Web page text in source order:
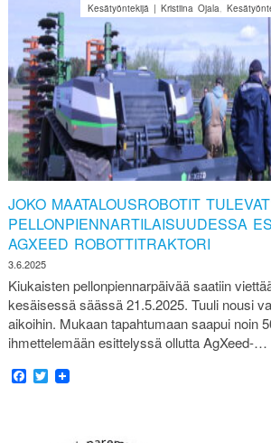
JOKO MAATALOUSROBOTIT
PELLONPIENNARTILAISUUDESSA
AGXEED ROBOTTITRAKTORI
3.6.2025
Kesätyöntekijä | Kristiina Ojala,
Kiukaisten pellonpiennarpäivää saatiin
kesäisessä säässä 21.5.2025. Tuuli nousi
aikoihin. Mukaan tapahtumaan saapui noin
ihmettelemään esittelyssä ollutta AgXeed-…
Facebook
Twitter